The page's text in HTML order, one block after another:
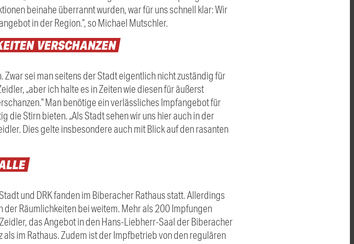
beinahe überrannt wurden, war für uns schnell klar: Wir
in der Region.“, so Michael Mutschler.
VERSCHANZEN
sei man seitens der Stadt eigentlich nicht zuständig für
„aber ich halte es in Zeiten wie diesen für äußerst
Man benötige ein verlässliches Impfangebot für
die Stirn bieten. „Als Stadt sehen wir uns hier auch in der
Dies gelte insbesondere auch mit Blick auf den rasanten
und DRK fanden im Biberacher Rathaus statt. Allerdings
Räumlichkeiten bei weitem. Mehr als 200 Impfungen
das Angebot in den Hans-Liebherr-Saal der Biberacher
im Rathaus. Zudem ist der Impfbetrieb von den regulären